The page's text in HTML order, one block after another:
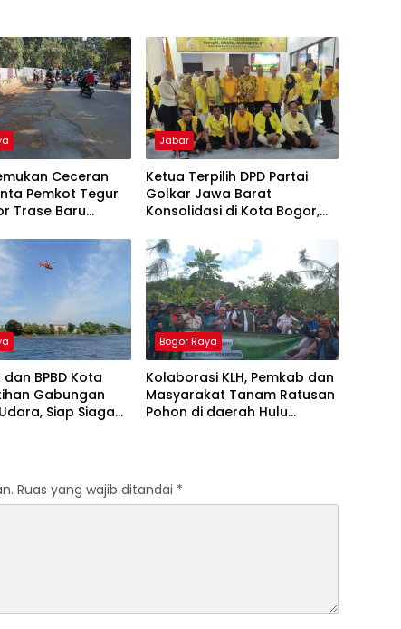
Ceceran
Pemkot Tegur
Trase Baru
Jabar
Ketua Terpilih DPD Partai
Golkar Jawa Barat
Konsolidasi di Kota Bogor,
Pileg dan Piwalkot
BPBD Kota
Gabungan
Siap Siaga
Bogor Raya
Kolaborasi KLH, Pemkab dan
Masyarakat Tanam Ratusan
Pohon di daerah Hulu
Ruas yang wajib ditandai *